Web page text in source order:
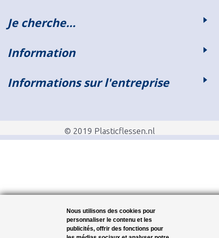
Je cherche…
Information
Informations sur l'entreprise
© 2019 Plasticflessen.nl
Nous utilisons des cookies pour
personnaliser le contenu et les
publicités, offrir des fonctions pour